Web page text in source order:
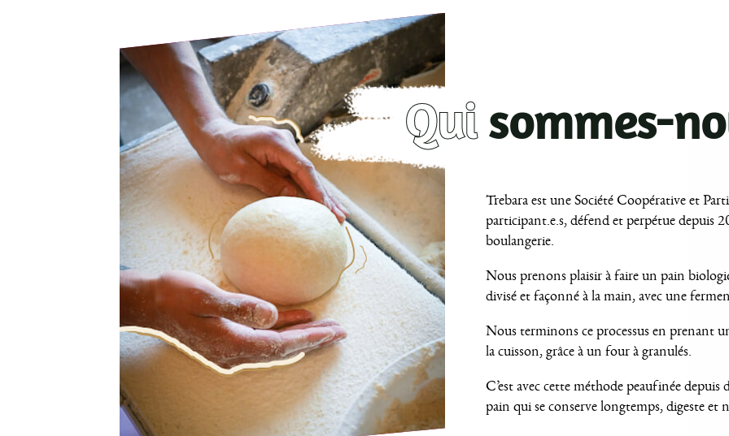
avril
et 7
mai à
la
Quisommes-
Trebara est une Société Coopérative et
participant.e.s, défend et perpétue depuis
boulangerie.
Nous prenons plaisir à faire un pain
divisé et façonné à la main, avec une
Nous terminons ce processus en prenant
la cuisson, grâce à un four à granulés.
C’est avec cette méthode peaufinée
pain qui se conserve longtemps, digeste et